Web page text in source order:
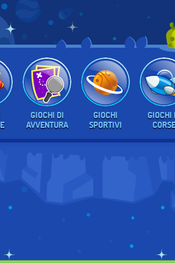
GIOCHI DI
AVVENTURA
GIOCHI
SPORTIVI
GIOCHI
CORSE